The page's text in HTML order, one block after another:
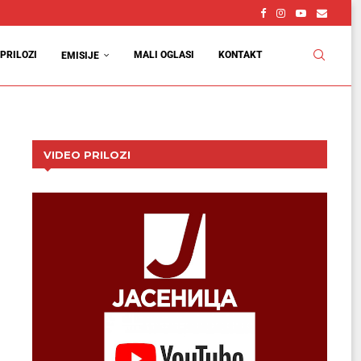
PRILOZI EMISIJE MALI OGLASI KONTAKT
VIDEO PRILOZI